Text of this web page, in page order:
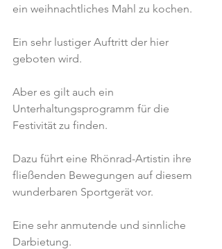
ein weihnachtliches Mahl zu kochen.
Ein sehr lustiger Auftritt der hier
geboten wird.
Aber es gilt auch ein
Unterhaltungsprogramm für die
Festivität zu finden.
Dazu führt eine Rhönrad-Artistin ihre
fließenden Bewegungen auf diesem
wunderbaren Sportgerät vor.
Eine sehr anmutende und sinnliche
Darbietung.